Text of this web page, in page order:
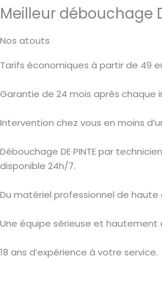
Meilleur débouchage
Nos atouts
Tarifs économiques à partir de 49
Garantie de 24 mois après chaque
Intervention chez vous en moins
Débouchage DE PINTE par
disponible 24h/7.
Du matériel professionnel de haute
Une équipe sérieuse et hautement
18 ans d’expérience à votre service.